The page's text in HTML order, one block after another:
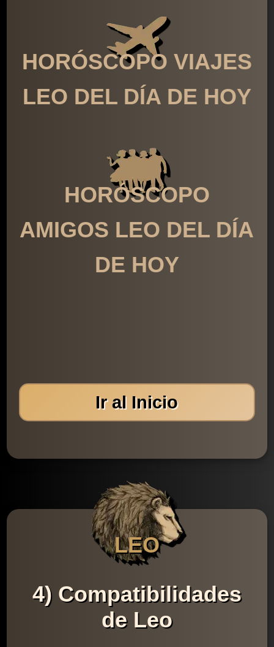
HORÓSCOPO VIAJES
LEO DEL DÍA DE HOY
HORÓSCOPO
AMIGOS LEO DEL DÍA
DE HOY
Ir al Inicio
LEO
4) Compatibilidades
de Leo